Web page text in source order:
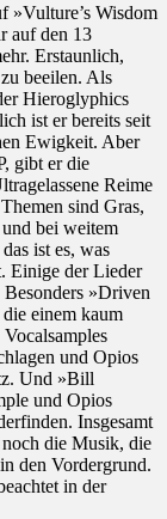
»Vulture’s Wisdom
auf den 13
Erstaunlich,
beeilen. Als
Hieroglyphics
ist er bereits seit
Ewigkeit. Aber
gibt er die
Reime
sind Gras,
bei weitem
ist es, was
Einige der Lieder
»Driven
einem kaum
und Opios
Und »Bill
und Opios
Insgesamt
die Musik, die
den Vordergrund.
in der